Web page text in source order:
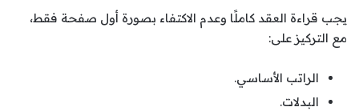
يجب قراءة العقد كاملًا وعدم الاكتفاء بصورة أول صفحة فقط،
مع التركيز على:
الراتب الأساسي.
البدلات.